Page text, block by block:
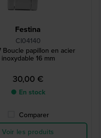
Festina
CI04140
Boucle papillon en acier
inoxydable 16 mm
30,00 €
● En stock
Comparer
Voir les produits